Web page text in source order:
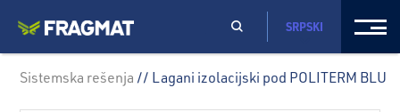
SRPSKI
Sistemska rešenja // Lagani izolacijski pod POLITERM BLU